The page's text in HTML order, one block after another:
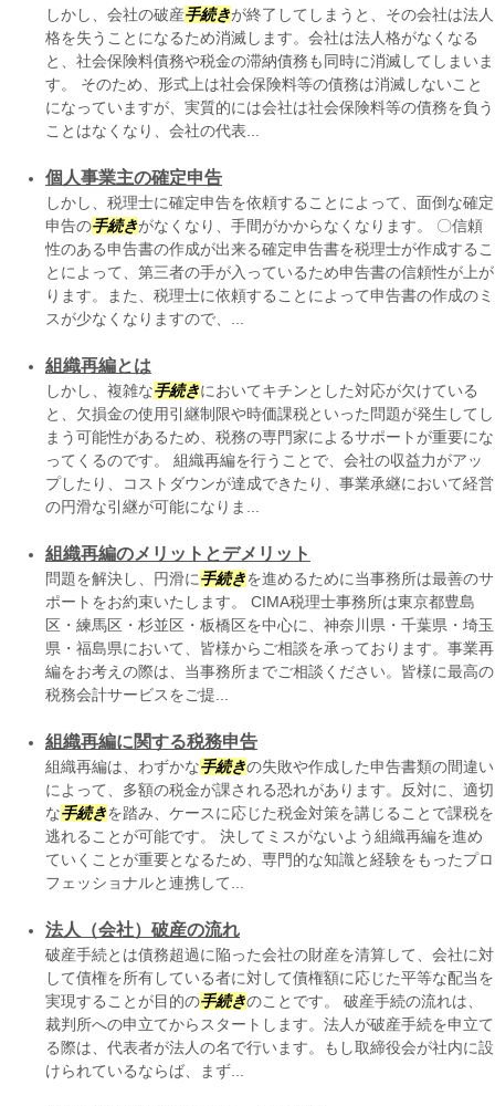
しかし、会社の破産手続きが終了してしまうと、その会社は法人
格を失うことになるため消滅します。会社は法人格がなくなる
と、社会保険料債務や税金の滞納債務も同時に消滅してしまいま
す。 そのため、形式上は社会保険料等の債務は消滅しないこと
になっていますが、実質的には会社は社会保険料等の債務を負う
ことはなくなり、会社の代表...
個人事業主の確定申告
しかし、税理士に確定申告を依頼することによって、面倒な確定
申告の手続きがなくなり、手間がかからなくなります。 〇信頼
性のある申告書の作成が出来る確定申告書を税理士が作成するこ
とによって、第三者の手が入っているため申告書の信頼性が上が
ります。また、税理士に依頼することによって申告書の作成のミ
スが少なくなりますので、...
組織再編とは
しかし、複雑な手続きにおいてキチンとした対応が欠けている
と、欠損金の使用引継制限や時価課税といった問題が発生してし
まう可能性があるため、税務の専門家によるサポートが重要にな
ってくるのです。 組織再編を行うことで、会社の収益力がアッ
プしたり、コストダウンが達成できたり、事業承継において経営
の円滑な引継が可能になりま...
組織再編のメリットとデメリット
問題を解決し、円滑に手続きを進めるために当事務所は最善のサ
ポートをお約束いたします。 CIMA税理士事務所は東京都豊島
区・練馬区・杉並区・板橋区を中心に、神奈川県・千葉県・埼玉
県・福島県において、皆様からご相談を承っております。事業再
編をお考えの際は、当事務所までご相談ください。皆様に最高の
税務会計サービスをご提...
組織再編に関する税務申告
組織再編は、わずかな手続きの失敗や作成した申告書類の間違い
によって、多額の税金が課される恐れがあります。反対に、適切
な手続きを踏み、ケースに応じた税金対策を講じることで課税を
逃れることが可能です。 決してミスがないよう組織再編を進め
ていくことが重要となるため、専門的な知識と経験をもったプロ
フェッショナルと連携して...
法人（会社）破産の流れ
破産手続とは債務超過に陥った会社の財産を清算して、会社に対
して債権を所有している者に対して債権額に応じた平等な配当を
実現することが目的の手続きのことです。 破産手続の流れは、
裁判所への申立てからスタートします。法人が破産手続を申立て
る際は、代表者が法人の名で行います。もし取締役会が社内に設
けられているならば、まず...